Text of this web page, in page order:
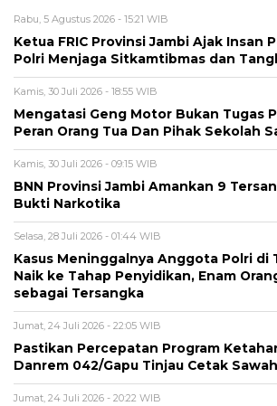
Rabu, 5 Agustus 2026 - 15:21 WIB
Ketua FRIC Provinsi Jambi Ajak Insan
Polri Menjaga Sitkamtibmas dan
Kamis, 30 Juli 2026 - 18:55 WIB
Mengatasi Geng Motor Bukan Tugas
Peran Orang Tua Dan Pihak Sekolah
Kamis, 30 Juli 2026 - 09:15 WIB
BNN Provinsi Jambi Amankan 9
Bukti Narkotika
Selasa, 28 Juli 2026 - 01:44 WIB
Kasus Meninggalnya Anggota Polri di
Naik ke Tahap Penyidikan, Enam
sebagai Tersangka
Jumat, 24 Juli 2026 - 22:05 WIB
Pastikan Percepatan Program
Danrem 042/Gapu Tinjau Cetak
Jumat, 24 Juli 2026 - 20:22 WIB